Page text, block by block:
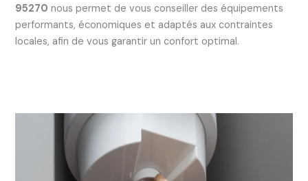
95270 nous permet de vous conseiller des équipements
performants, économiques et adaptés aux contraintes
locales, afin de vous garantir un confort optimal.